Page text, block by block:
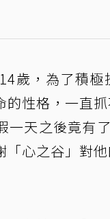
歲，為了積
性格，一直
一天之後竟有
心之谷」對